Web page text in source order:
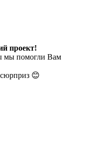
проект!
мы помогли Вам
😊